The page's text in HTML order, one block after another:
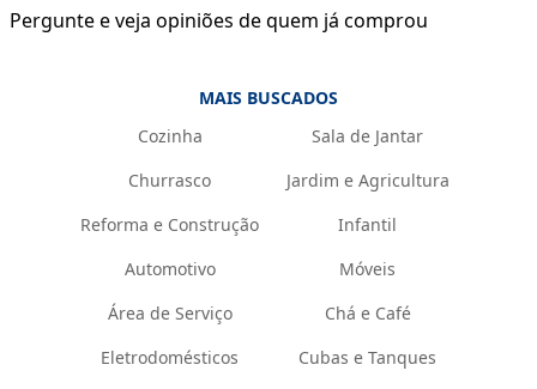
Pergunte e veja opiniões de quem já comprou
MAIS BUSCADOS
Cozinha
Sala de Jantar
Churrasco
Jardim e Agricultura
Reforma e Construção
Infantil
Automotivo
Móveis
Área de Serviço
Chá e Café
Eletrodomésticos
Cubas e Tanques